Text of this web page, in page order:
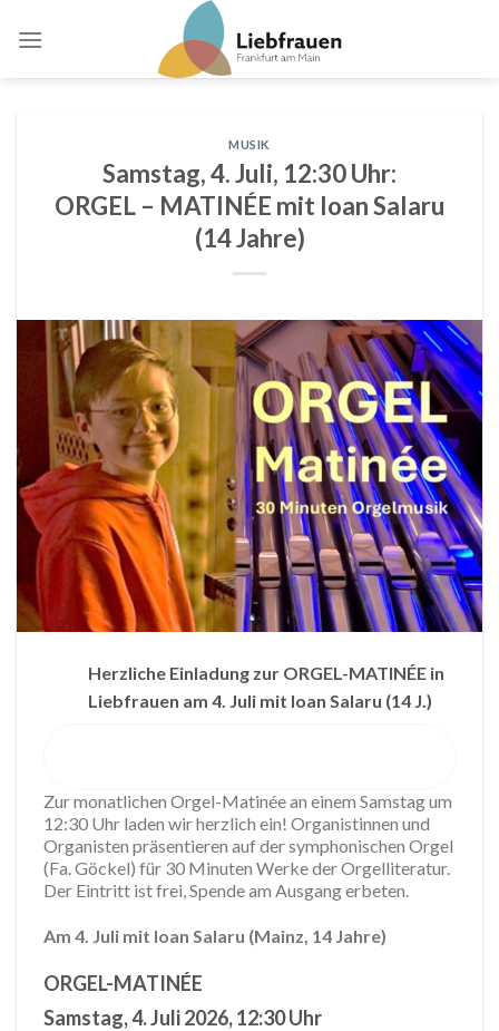
MUSIK
Samstag, 4. Juli, 12:30 Uhr:
ORGEL – MATINÉE mit Ioan Salaru
(14 Jahre)
Herzliche Einladung zur ORGEL-MATINÉE in
Liebfrauen am 4. Juli mit Ioan Salaru (14 J.)
Zur monatlichen Orgel-Matinée an einem Samstag um
12:30 Uhr laden wir herzlich ein! Organistinnen und
Organisten präsentieren auf der symphonischen Orgel
(Fa. Göckel) für 30 Minuten Werke der Orgelliteratur.
Der Eintritt ist frei, Spende am Ausgang erbeten.
Am 4. Juli mit Ioan Salaru (Mainz, 14 Jahre)
ORGEL-MATINÉE
Samstag, 4. Juli 2026, 12:30 Uhr